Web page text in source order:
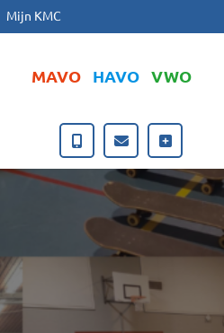
Ga naar hoofdinhoud
Ga naar footer
Mijn KMC
MAVO HAVO VWO